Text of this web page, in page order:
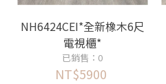
NH6424CEI*全新橡木6尺
電視櫃*
已銷售：0
NT$5900